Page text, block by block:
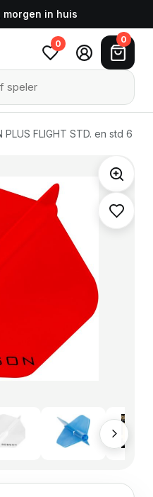
morgen in huis
0 0
PLUS FLIGHT STD. en std 6